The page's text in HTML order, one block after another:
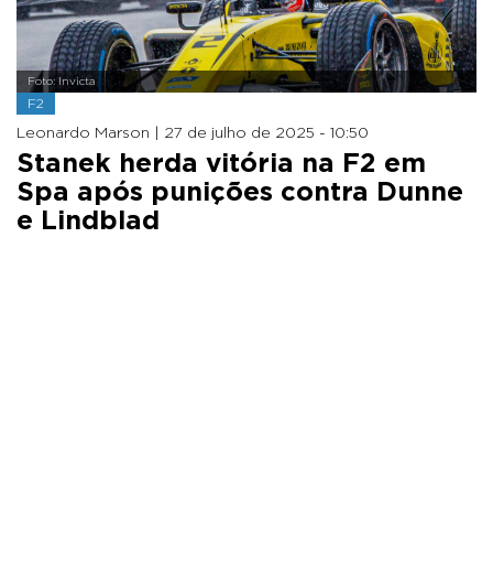
Foto: Invicta
F2
Leonardo Marson | 27 de julho de 2025 - 10:50
Stanek herda vitória na F2 em
Spa após punições contra Dunne
e Lindblad